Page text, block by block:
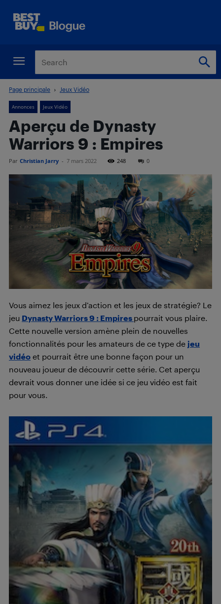
Page principale Jeux Vidéo
Annonces Jeux Vidéo
Aperçu de Dynasty
Warriors 9 : Empires
Par Christian Jarry - 7 mars 2022 248 0
Vous aimez les jeux d’action et les jeux de stratégie? Le
jeu Dynasty Warriors 9 : Empires pourrait vous plaire.
Cette nouvelle version amène plein de nouvelles
fonctionnalités pour les amateurs de ce type de jeu
vidéo et pourrait être une bonne façon pour un
nouveau joueur de découvrir cette série. Cet aperçu
devrait vous donner une idée si ce jeu vidéo est fait
pour vous.